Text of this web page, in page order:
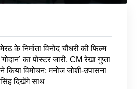
मेरठ के निर्माता विनोद चौधरी की फिल्म
‘गोदान’ का पोस्टर जारी, CM रेखा गुप्ता
ने किया विमोचन; मनोज जोशी-उपासना
सिंह दिखेंगे साथ